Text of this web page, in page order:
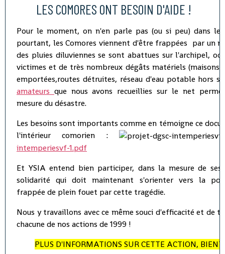
LES COMORES ONT BESOIN D'AIDE !
Pour le moment, on n'en parle pas (ou si peu) dans
pourtant, les Comores viennent d'être frappées par un
des pluies diluviennes se sont abattues sur l'archipel,
victimes et de très nombreux dégâts matériels (maisons
emportées,routes détruites, réseau d'eau potable hors
amateurs que nous avons recueillies sur le net
mesure du désastre.
Les besoins sont importants comme en témoigne ce
l'intérieur comorien :
intemperiesvf-1.pdf
Et YSIA entend bien participer, dans la mesure de
solidarité qui doit maintenant s'orienter vers la
frappée de plein fouet par cette tragédie.
Nous y travaillons avec ce même souci d'efficacité et de
chacune de nos actions de 1999 !
PLUS D'INFORMATIONS SUR CETTE ACTION,